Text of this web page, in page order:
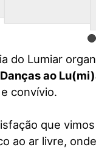
do Lumiar
ao
convívio.
que
ao ar livre, onde